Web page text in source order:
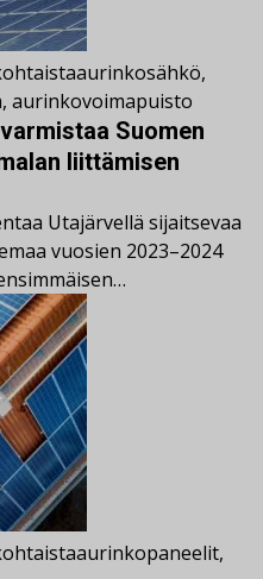
aurinkosähkö,
, aurinkovoimapuisto
Suomen
liittämisen
Utajärvellä sijaitsevaa
vuosien 2023–2024
aurinkopaneelit,